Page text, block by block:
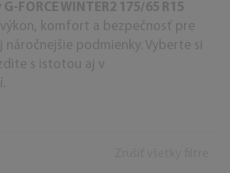
FORCE WINTER2 175/65 R15
komfort a bezpečnosť pre
náročnejšie podmienky. Vyberte si
s istotou aj v